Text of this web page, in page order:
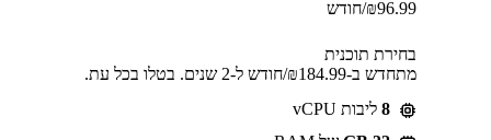
96.99
₪/חודש
בחירת תוכנית
מתחדש ב-⁦184.99⁩₪/חודש ל-2 שנים. בטלו בכל עת.
8 ליבות vCPU